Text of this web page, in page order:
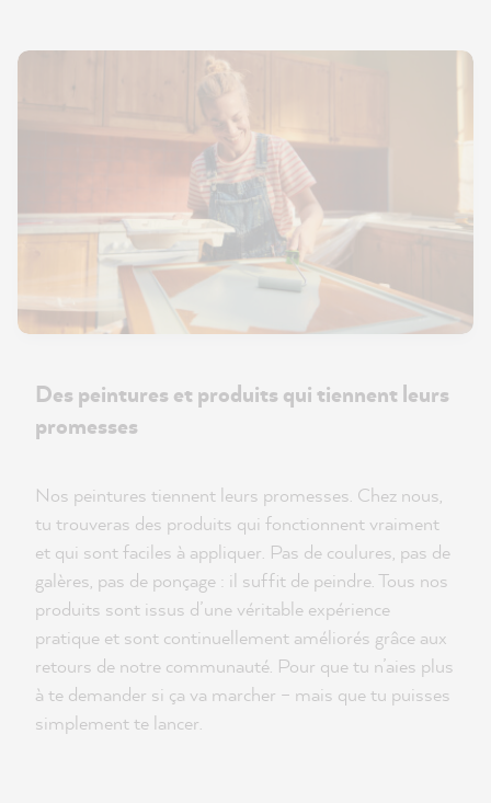
Des peintures et produits qui tiennent leurs
promesses
Nos peintures tiennent leurs promesses. Chez nous,
tu trouveras des produits qui fonctionnent vraiment
et qui sont faciles à appliquer. Pas de coulures, pas de
galères, pas de ponçage : il suffit de peindre. Tous nos
produits sont issus d’une véritable expérience
pratique et sont continuellement améliorés grâce aux
retours de notre communauté. Pour que tu n’aies plus
à te demander si ça va marcher – mais que tu puisses
simplement te lancer.